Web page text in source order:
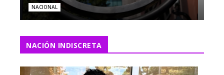
NACIONAL
NACIÓN INDISCRETA